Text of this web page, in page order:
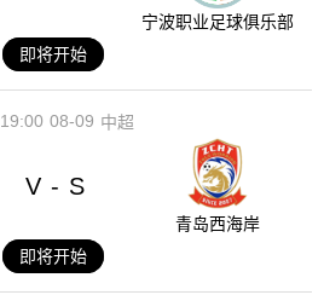
宁波职业足球俱乐部
即将开始
08-09
19:00 中超
V - S
青岛西海岸
即将开始